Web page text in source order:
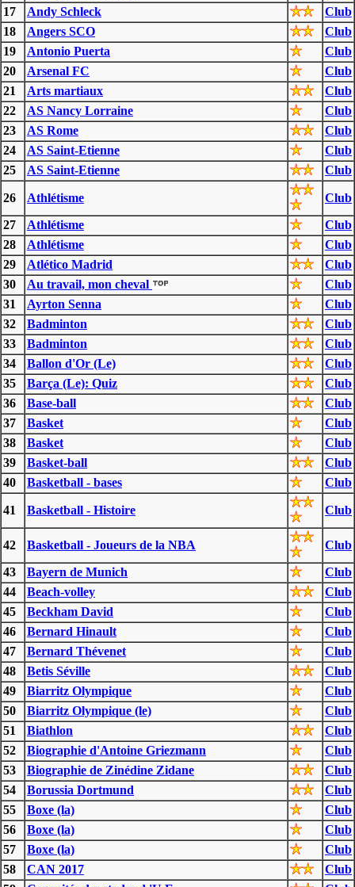
17
Andy Schleck
Club
18
Angers SCO
Club
19
Antonio Puerta
Club
20
Arsenal FC
Club
21
Arts martiaux
Club
22
AS Nancy Lorraine
Club
23
AS Rome
Club
24
AS Saint-Etienne
Club
25
AS Saint-Etienne Club
26 Athlétisme
Club
27
Athlétisme
Club
28
Athlétisme
Club
29
Atlético Madrid
Club
30
Au travail, mon cheval
Club
31
Ayrton Senna
Club
32
Badminton
Club
33
Badminton
Club
34
Ballon d'Or (Le)
Club
35
Barça (Le): Quiz
Club
36
Base-ball
Club
37
Basket
Club
38
Basket
Club
39
Basket-ball
Club
40
Basketball - bases Club
41 Basketball - Histoire Club
42 Basketball - Joueurs de la NBA
Club
43
Bayern de Munich
Club
44
Beach-volley
Club
45
Beckham David
Club
46
Bernard Hinault
Club
47
Bernard Thévenet
Club
48
Betis Séville
Club
49
Biarritz Olympique
Club
50
Biarritz Olympique (le)
Club
51
Biathlon
Club
52
Biographie d'Antoine Griezmann
Club
53
Biographie de Zinédine Zidane
Club
54
Borussia Dortmund
Club
55
Boxe (la)
Club
56
Boxe (la)
Club
57
Boxe (la)
Club
58
CAN 2017
Club